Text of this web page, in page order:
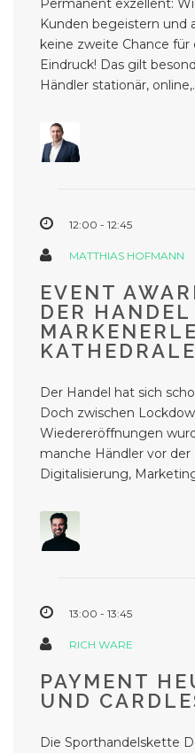
Permanent exzellent:
Kunden begeistern und
keine zweite Chance
Eindruck! Das gilt
Händler stationär,
12:00 - 12:45
MATTHIAS HOFMANN
EVENT
DER HANDEL
Der Handel hat sich
Doch zwischen
Wiedereröffnungen
manche Händler vor
Digitalisierung,
13:00 - 13:45
RICH WARE
PAYMENT
UND
Die Sporthandelskette